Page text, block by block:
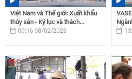
Việt Nam và Thế giới: Xuất khẩu
thủy sản - Kỷ lục và thách...
09:16 08/02/2023